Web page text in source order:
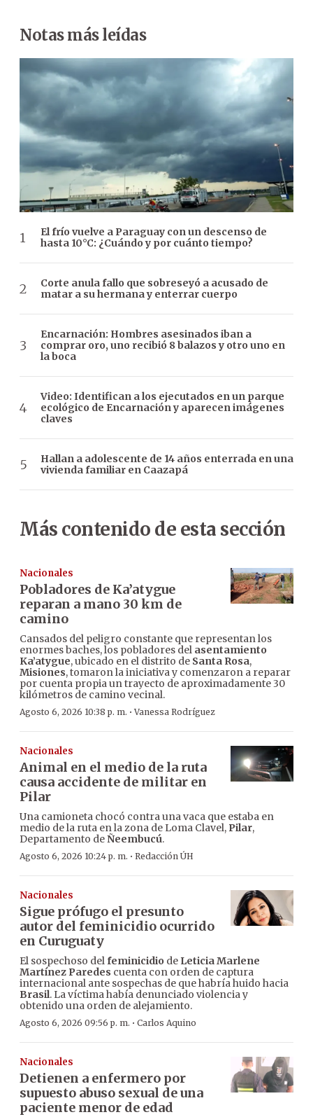
Notas más leídas
El frío vuelve a Paraguay con un descenso de
hasta 10°C: ¿Cuándo y por cuánto tiempo?
Corte anula fallo que sobreseyó a acusado de
matar a su hermana y enterrar cuerpo
Encarnación: Hombres asesinados iban a
comprar oro, uno recibió 8 balazos y otro uno en
la boca
Video: Identifican a los ejecutados en un parque
ecológico de Encarnación y aparecen imágenes
claves
Hallan a adolescente de 14 años enterrada en una
vivienda familiar en Caazapá
Más contenido de esta sección
Nacionales
Pobladores de Ka’atygue
reparan a mano 30 km de
camino
Cansados del peligro constante que representan los
enormes baches, los pobladores del asentamiento
Ka’atygue, ubicado en el distrito de Santa Rosa,
Misiones, tomaron la iniciativa y comenzaron a reparar
por cuenta propia un trayecto de aproximadamente 30
kilómetros de camino vecinal.
Agosto 6, 2026 10:38 p. m. ·Vanessa Rodríguez
Nacionales
Animal en el medio de la ruta
causa accidente de militar en
Pilar
Una camioneta chocó contra una vaca que estaba en
medio de la ruta en la zona de Loma Clavel, Pilar,
Departamento deÑeembucú.
Agosto 6, 2026 10:24 p. m. · Redacción ÚH
Nacionales
Sigue prófugo el presunto
autor del feminicidio ocurrido
en Curuguaty
El sospechoso delfeminicidio de Leticia Marlene
Martínez Paredes cuenta con orden de captura
internacional ante sospechas de que habría huido hacia
Brasil. La víctima había denunciado violencia y
obtenido una orden de alejamiento.
Agosto 6, 2026 09:56 p. m. · Carlos Aquino
Nacionales
Detienen a enfermero por
supuesto abuso sexual de una
paciente menor de edad